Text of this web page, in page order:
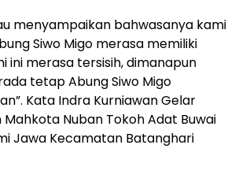
menyampaikan bahwasanya kami
Siwo Migo merasa memiliki
ini merasa tersisih, dimanapun
tetap Abung Siwo Migo
Kata Indra Kurniawan Gelar
Nuban Tokoh Adat Buwai
Jawa Kecamatan Batanghari